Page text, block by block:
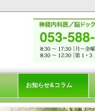
お知らせ&コラム